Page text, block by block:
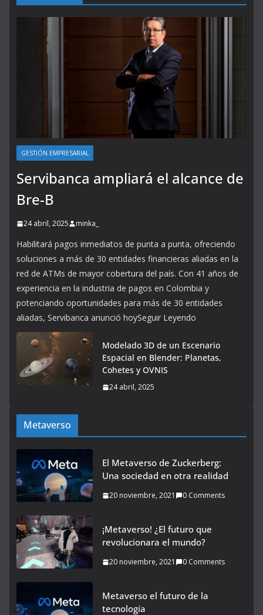
GESTIÓN EMPRESARIAL
Servibanca ampliará el alcance de
Bre-B
24 abril, 2025 minka_
Habilitará pagos inmediatos de punta a punta, ofreciendo
soluciones a más de 30 entidades financieras aliadas en la
red de ATMs de mayor cobertura del país. Con 41 años de
experiencia en la industria de pagos en Colombia y
potenciando oportunidades para más de 30 entidades
aliadas, Servibanca anunció hoySeguir Leyendo
Modelado 3D de un Escenario
Espacial en Blender: Planetas,
Cohetes y OVNIS
24 abril, 2025
Metaverso
El Metaverso de Zuckerberg:
Una sociedad en otra realidad
20 noviembre, 2021 0 Comments
¡Metaverso! ¿El futuro que
revolucionara el mundo?
20 noviembre, 2021 0 Comments
Metaverso el futuro de la
tecnología